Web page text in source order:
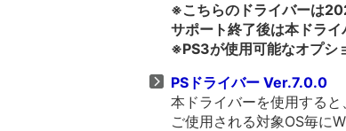
※こちらのドライバーは
サポート終了後は本ドラ
※PS3が使用可能なオプシ
PSドライバー Ver.7.0.0
本ドライバーを使用する
ご使用される対象OS毎に